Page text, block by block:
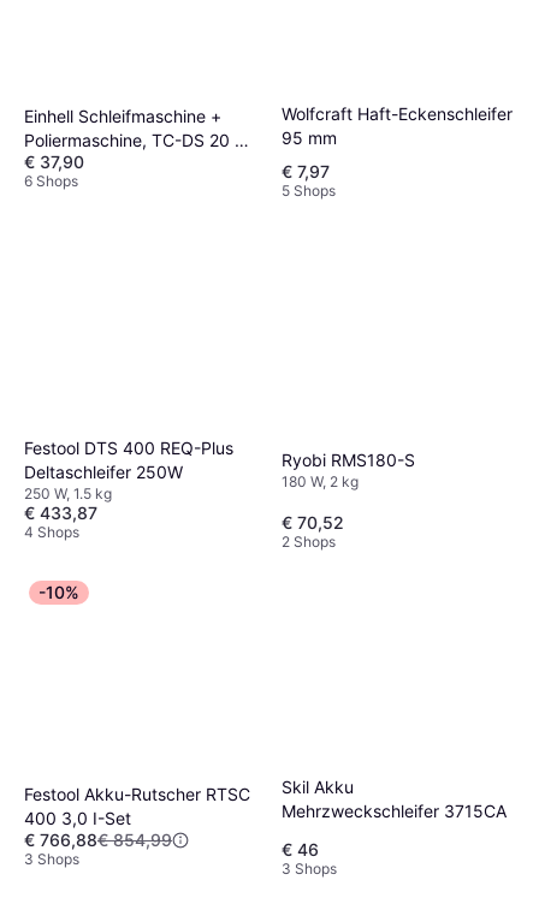
Einhell Schleifmaschine +
Poliermaschine, TC-DS 20 E
4464255 Deltaschleifer 200
W
€ 37,90
6 Shops
Wolfcraft Haft-Eckenschleifer
95 mm
€ 7,97
5 Shops
Festool DTS 400 REQ-Plus
Deltaschleifer 250W
250 W, 1.5 kg
€ 433,87
4 Shops
Ryobi RMS180-S
180 W, 2 kg
€ 70,52
2 Shops
-10%
Festool Akku-Rutscher RTSC
400 3,0 I-Set
€ 766,88€ 854,99
3 Shops
Skil Akku
Mehrzweckschleifer 3715CA
€ 46
3 Shops